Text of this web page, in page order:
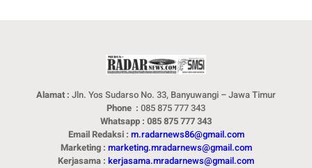
Alamat : Jln. Yos Sudarso No. 33, Banyuwangi – Jawa Timur
Phone : 085 875 777 343
Whatsapp : 085 875 777 343
Email Redaksi : m.radarnews86@gmail.com
Marketing : marketing.mradarnews@gmail.com
Kerjasama : kerjasama.mradarnews@gmail.com